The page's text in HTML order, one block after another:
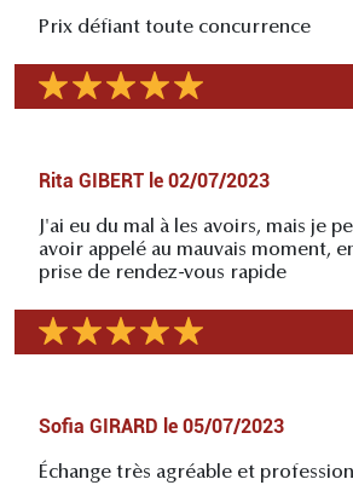
Prix défiant toute concurrence
Rita GIBERT le 02/07/2023
J'ai eu du mal à les avoirs, mais je
avoir appelé au mauvais moment,
prise de rendez-vous rapide
Sofia GIRARD le 05/07/2023
Échange très agréable et